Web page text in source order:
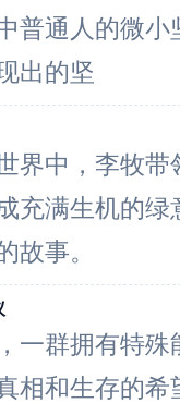
普通人的微小
出的坚
界中，李牧带
充满生机的
故事。
一群拥有特殊
相和生存的希